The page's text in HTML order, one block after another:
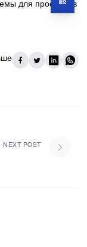
для проектов в
NEXT POST